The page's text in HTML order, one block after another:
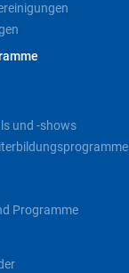
und -shows
Programme